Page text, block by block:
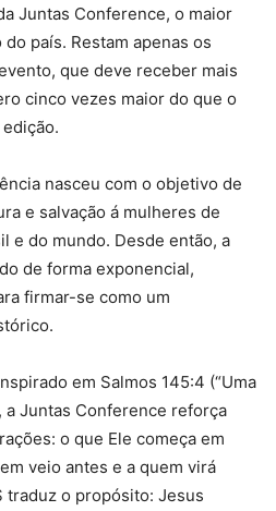
Juntas Conference, o maior
país. Restam apenas os
que deve receber mais
cinco vezes maior do que o
nasceu com o objetivo de
e salvação á mulheres de
e do mundo. Desde então, a
de forma exponencial,
firmar-se como um
em Salmos 145:4 (“Uma
a Juntas Conference reforça
o que Ele começa em
veio antes e a quem virá
traduz o propósito: Jesus